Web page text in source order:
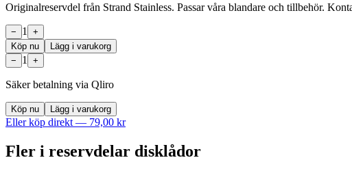
Originalreservdel från Strand Stainless. Passar våra blandare och tillbehör.
− 1
+
Köp nu
Lägg i varukorg
−
1 +
Säker betalning via Qliro
Köp nu Lägg i varukorg
Eller köp direkt — 79,00 kr
Fler i reservdelar disklådor